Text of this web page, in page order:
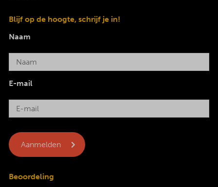
Blijf op de hoogte, schrijf je in!
Naam
E-mail
Beoordeling